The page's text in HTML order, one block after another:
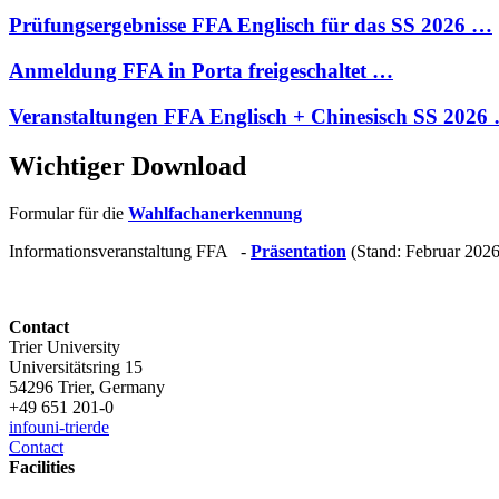
Prüfungsergebnisse FFA Englisch für das SS 2026 …
Anmeldung FFA in Porta freigeschaltet …
Veranstaltungen FFA Englisch + Chinesisch SS
Wichtiger Download
Formular für die Wahlfachanerkennung
Informationsveranstaltung FFA - Präsentation (Stand: Februar
Contact
Trier University
Universitätsring 15
54296 Trier, Germany
+49 651 201-0
infouni-trierde
Contact
Facilities